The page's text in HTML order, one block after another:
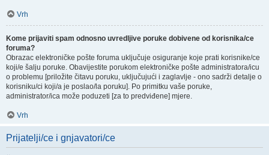
Vrh
Kome prijaviti spam odnosno uvredljive poruke dobivene od korisnika/ce
foruma?
Obrazac elektroničke pošte foruma uključuje osiguranje koje prati korisnike/ce
koji/e šalju poruke. Obavijestite porukom elektroničke pošte administratora/icu
o problemu [priložite čitavu poruku, uključujući i zaglavlje - ono sadrži detalje o
korisniku/ci koji/a je poslao/la poruku]. Po primitku vaše poruke,
administrator/ica može poduzeti [za to predviđene] mjere.
Vrh
Prijatelji/ce i gnjavatori/ce